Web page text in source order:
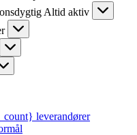
Altid aktiv
leverandører